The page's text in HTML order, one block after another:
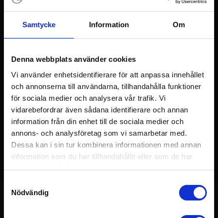
Samtycke Information Om
Denna webbplats använder cookies
Vi använder enhetsidentifierare för att anpassa innehållet
och annonserna till användarna, tillhandahålla funktioner
för sociala medier och analysera vår trafik. Vi
vidarebefordrar även sådana identifierare och annan
information från din enhet till de sociala medier och
annons- och analysföretag som vi samarbetar med.
Dessa kan i sin tur kombinera informationen med annan
information som du har tillhandahållit eller som de har
samlat in när du har använt deras tjänster.
Nödvändig
Logga in / Registrera konto
03:07 eldandning,hjärtchakra,